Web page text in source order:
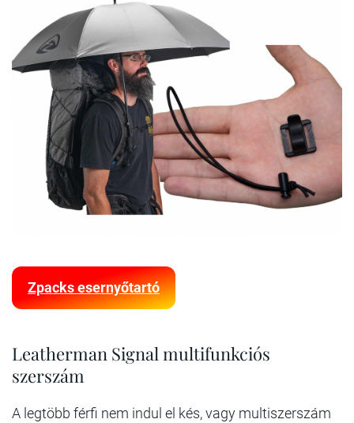
Zpacks esernyőtartó
Leatherman Signal multifunkciós
szerszám
A legtöbb férfi nem indul el kés, vagy multiszerszám